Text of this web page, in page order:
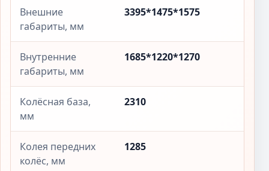
Внешние
габариты, мм
3395*1475*1575
Внутренние
габариты, мм
1685*1220*1270
Колёсная база,
мм
2310
Колея передних
колёс, мм
1285